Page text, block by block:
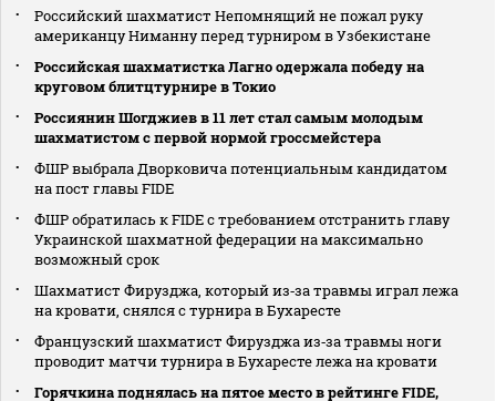
Российский шахматист Непомнящий не пожал руку
американцу Ниманну перед турниром в Узбекистане
Российская шахматистка Лагно одержала победу на
круговом блитцтурнире в Токио
Россиянин Шогджиев в 11 лет стал самым молодым
шахматистом с первой нормой гроссмейстера
ФШР выбрала Дворковича потенциальным кандидатом
на пост главы FIDE
ФШР обратилась к FIDE с требованием отстранить главу
Украинской шахматной федерации на максимально
возможный срок
Шахматист Фирузджа, который из‑за травмы играл лежа
на кровати, снялся с турнира в Бухаресте
Французский шахматист Фирузджа из‑за травмы ноги
проводит матчи турнира в Бухаресте лежа на кровати
Горячкина поднялась на пятое место в рейтинге FIDE,